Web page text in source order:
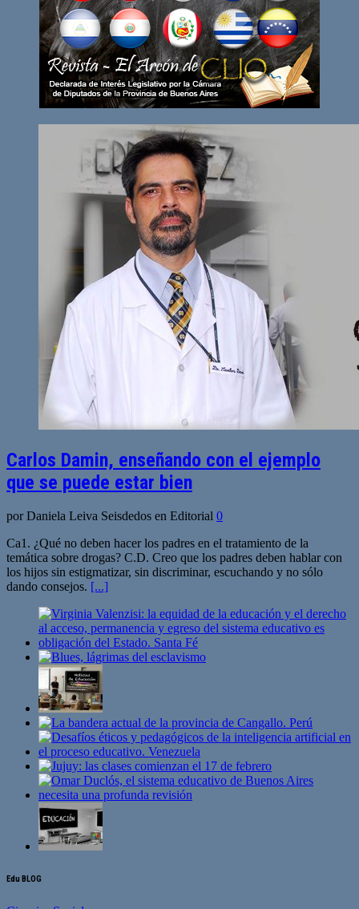
Carlos Damin, enseñando con el ejemplo
que se puede estar bien
por Daniela Leiva Seisdedos en Editorial 0
Ca1. ¿Qué no deben hacer los padres en el tratamiento de la
temática sobre drogas? C.D. Creo que los padres deben hablar con
los hijos sin estigmatizar, sin discriminar, escuchando y no sólo
dando consejos. [...]
Edu BLOG